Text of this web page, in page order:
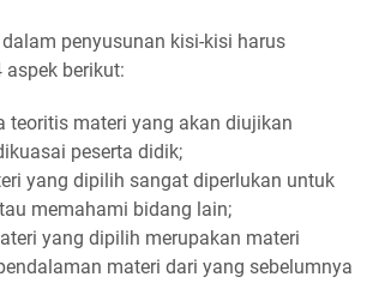
penyusunan kisi-kisi harus
berikut:
teoritis materi yang akan diujikan
peserta didik;
yang dipilih sangat diperlukan untuk
memahami bidang lain;
yang dipilih merupakan materi
materi dari yang sebelumnya